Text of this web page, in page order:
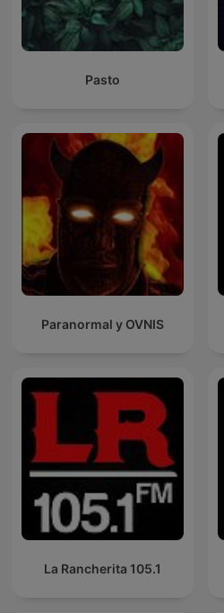
Pasto
Paranormal y OVNIS
La Rancherita 105.1